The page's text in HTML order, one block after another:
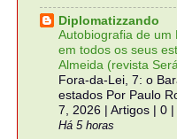
Diplomatizzando
Autobiografia de um
em todos os seus
Almeida (revista
Fora-da-Lei, 7: o
estados Por Paulo
7, 2026 | Artigos | 0 |
Há 5 horas